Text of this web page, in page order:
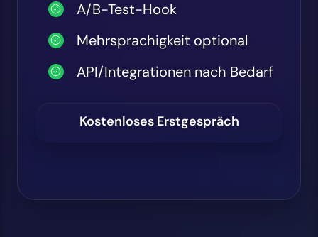
A/B-Test-Hook
Mehrsprachigkeit optional
API/Integrationen nach Bedarf
Kostenloses Erstgespräch